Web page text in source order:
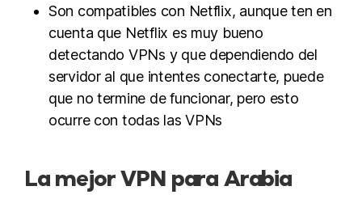
Son compatibles con Netflix, aunque ten en
cuenta que Netflix es muy bueno
detectando VPNs y que dependiendo del
servidor al que intentes conectarte, puede
que no termine de funcionar, pero esto
ocurre con todas las VPNs
La mejor VPN para Arabia